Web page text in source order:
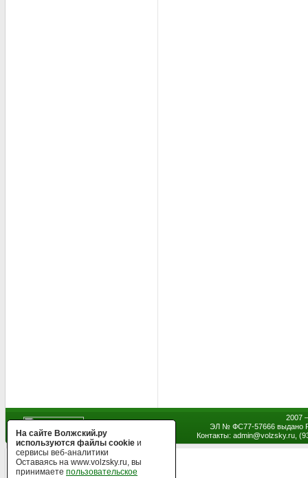
2007
ЭЛ № ФС77-57666 выдано
Контакты: admin@volzsky.ru,
На сайте Волжский.ру
используются файлы cookie и
сервисы веб-аналитики
Оставаясь на www.volzsky.ru, вы
принимаете пользовательское